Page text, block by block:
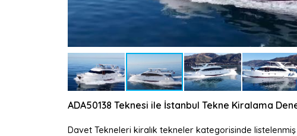
ADA50138 Teknesi ile İstanbul Tekne Kiralama
Davet Tekneleri kiralık tekneler kategorisinde